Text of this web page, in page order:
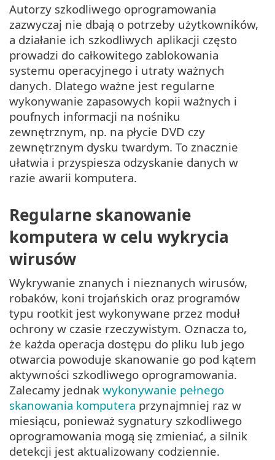
Autorzy szkodliwego oprogramowania
zazwyczaj nie dbają o potrzeby użytkowników,
a działanie ich szkodliwych aplikacji często
prowadzi do całkowitego zablokowania
systemu operacyjnego i utraty ważnych
danych. Dlatego ważne jest regularne
wykonywanie zapasowych kopii ważnych i
poufnych informacji na nośniku
zewnętrznym, np. na płycie DVD czy
zewnętrznym dysku twardym. To znacznie
ułatwia i przyspiesza odzyskanie danych w
razie awarii komputera.
Regularne skanowanie
komputera w celu wykrycia
wirusów
Wykrywanie znanych i nieznanych wirusów,
robaków, koni trojańskich oraz programów
typu rootkit jest wykonywane przez moduł
ochrony w czasie rzeczywistym. Oznacza to,
że każda operacja dostępu do pliku lub jego
otwarcia powoduje skanowanie go pod kątem
aktywności szkodliwego oprogramowania.
Zalecamy jednak wykonywanie pełnego
skanowania komputera przynajmniej raz w
miesiącu, ponieważ sygnatury szkodliwego
oprogramowania mogą się zmieniać, a silnik
detekcji jest aktualizowany codziennie.